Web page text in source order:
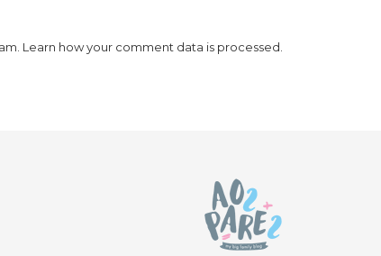
Learn how your comment data is processed.